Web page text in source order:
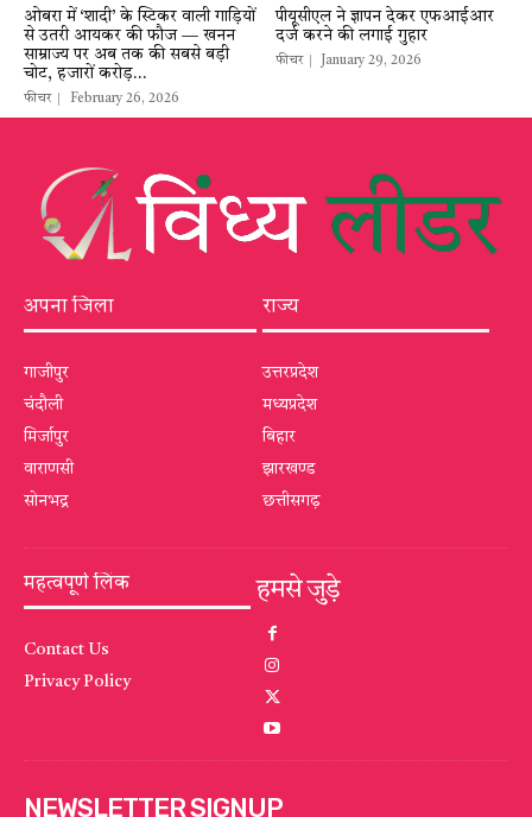
ओबरा में ‘शादी’ के स्टिकर वाली गाड़ियों
से उतरी आयकर की फौज — खनन
साम्राज्य पर अब तक की सबसे बड़ी
चोट, हजारों करोड़...
फीचर February 26, 2026
पीयूसीएल ने ज्ञापन देकर एफआईआर
दर्ज करने की लगाई गुहार
फीचर January 29, 2026
अपना जिला
गाजीपुर
चंदौली
मिर्जापुर
वाराणसी
सोनभद्र
राज्य
उत्तरप्रदेश
मध्यप्रदेश
बिहार
झारखण्ड
छत्तीसगढ़
महत्वपूर्ण लिंक
Contact Us
Privacy Policy
हमसे जुड़े
NEWSLETTER SIGNUP